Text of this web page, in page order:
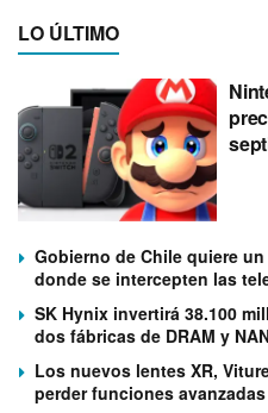
LO ÚLTIMO
Gobierno de Chile quiere
donde se intercepten las
SK Hynix invertirá 38.100
dos fábricas de DRAM y
Los nuevos lentes XR,
perder funciones avanzadas